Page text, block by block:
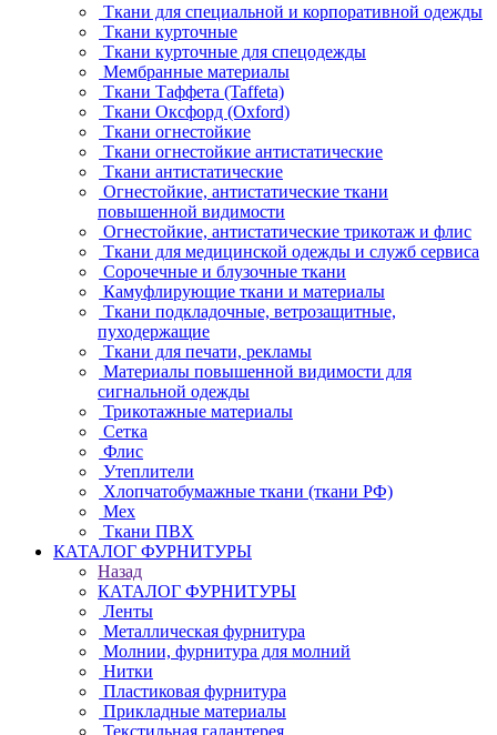
Ткани для специальной и корпоративной одежды
Ткани курточные
Ткани курточные для спецодежды
Мембранные материалы
Ткани Таффета (Taffeta)
Ткани Оксфорд (Oxford)
Ткани огнестойкие
Ткани огнестойкие антистатические
Ткани антистатические
Огнестойкие, антистатические ткани
повышенной видимости
Огнестойкие, антистатические трикотаж и флис
Ткани для медицинской одежды и служб сервиса
Сорочечные и блузочные ткани
Камуфлирующие ткани и материалы
Ткани подкладочные, ветрозащитные,
пуходержащие
Ткани для печати, рекламы
Материалы повышенной видимости для
сигнальной одежды
Трикотажные материалы
Сетка
Флис
Утеплители
Хлопчатобумажные ткани (ткани РФ)
Мех
Ткани ПВХ
КАТАЛОГ ФУРНИТУРЫ
Назад
КАТАЛОГ ФУРНИТУРЫ
Ленты
Металлическая фурнитура
Молнии, фурнитура для молний
Нитки
Пластиковая фурнитура
Прикладные материалы
Текстильная галантерея